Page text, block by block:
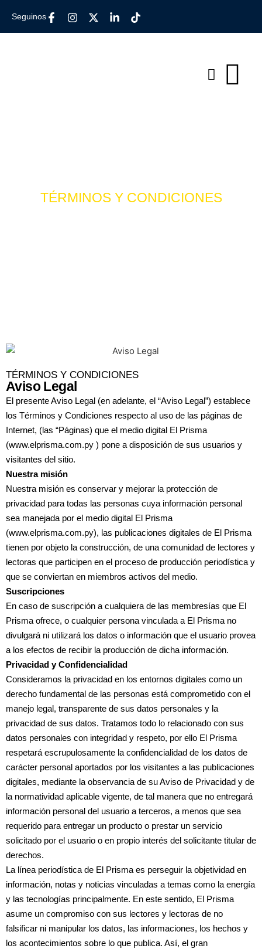
Seguinos
TÉRMINOS Y CONDICIONES
TÉRMINOS Y CONDICIONES
Aviso Legal
El presente Aviso Legal (en adelante, el “Aviso Legal”) establece
los Términos y Condiciones respecto al uso de las páginas de
Internet, (las “Páginas) que el medio digital El Prisma
(www.elprisma.com.py ) pone a disposición de sus usuarios y
visitantes del sitio.
Nuestra misión
Nuestra misión es conservar y mejorar la protección de
privacidad para todas las personas cuya información personal
sea manejada por el medio digital El Prisma
(www.elprisma.com.py), las publicaciones digitales de El Prisma
tienen por objeto la construcción, de una comunidad de lectores y
lectoras que participen en el proceso de producción periodística y
que se conviertan en miembros activos del medio.
Suscripciones
En caso de suscripción a cualquiera de las membresías que El
Prisma ofrece, o cualquier persona vinculada a El Prisma no
divulgará ni utilizará los datos o información que el usuario provea
a los efectos de recibir la producción de dicha información.
Privacidad y Confidencialidad
Consideramos la privacidad en los entornos digitales como un
derecho fundamental de las personas está comprometido con el
manejo legal, transparente de sus datos personales y la
privacidad de sus datos. Tratamos todo lo relacionado con sus
datos personales con integridad y respeto, por ello El Prisma
respetará escrupulosamente la confidencialidad de los datos de
carácter personal aportados por los visitantes a las publicaciones
digitales, mediante la observancia de su Aviso de Privacidad y de
la normatividad aplicable vigente, de tal manera que no entregará
información personal del usuario a terceros, a menos que sea
requerido para entregar un producto o prestar un servicio
solicitado por el usuario o en propio interés del solicitante titular de
derechos.
La línea periodística de El Prisma es perseguir la objetividad en
información, notas y noticias vinculadas a temas como la energía
y las tecnologías principalmente. En este sentido, El Prisma
asume un compromiso con sus lectores y lectoras de no
falsificar ni manipular los datos, las informaciones, los hechos y
los acontecimientos sobre lo que publica. Así, el gran